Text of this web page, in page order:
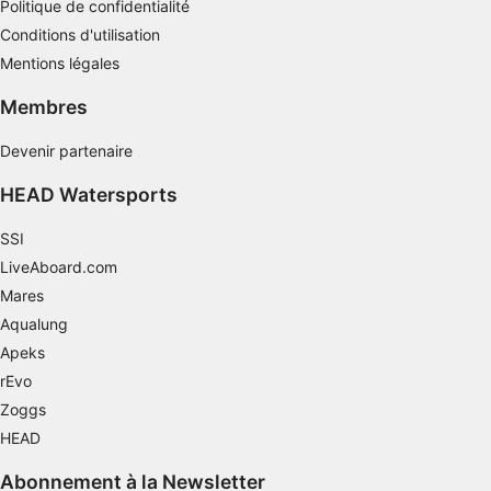
Politique de confidentialité
Conditions d'utilisation
Mentions légales
Membres
Devenir partenaire
HEAD Watersports
SSI
LiveAboard.com
Mares
Aqualung
Apeks
rEvo
Zoggs
HEAD
Abonnement à la Newsletter
Utiliser des données limitées pour
sélectionner le contenu
Utiliser des données de géolocalisation
informations demandées explicitement
Finalités de traitement non liées à l'IAB :
Nécessaire
Fonctionnel
La publicité